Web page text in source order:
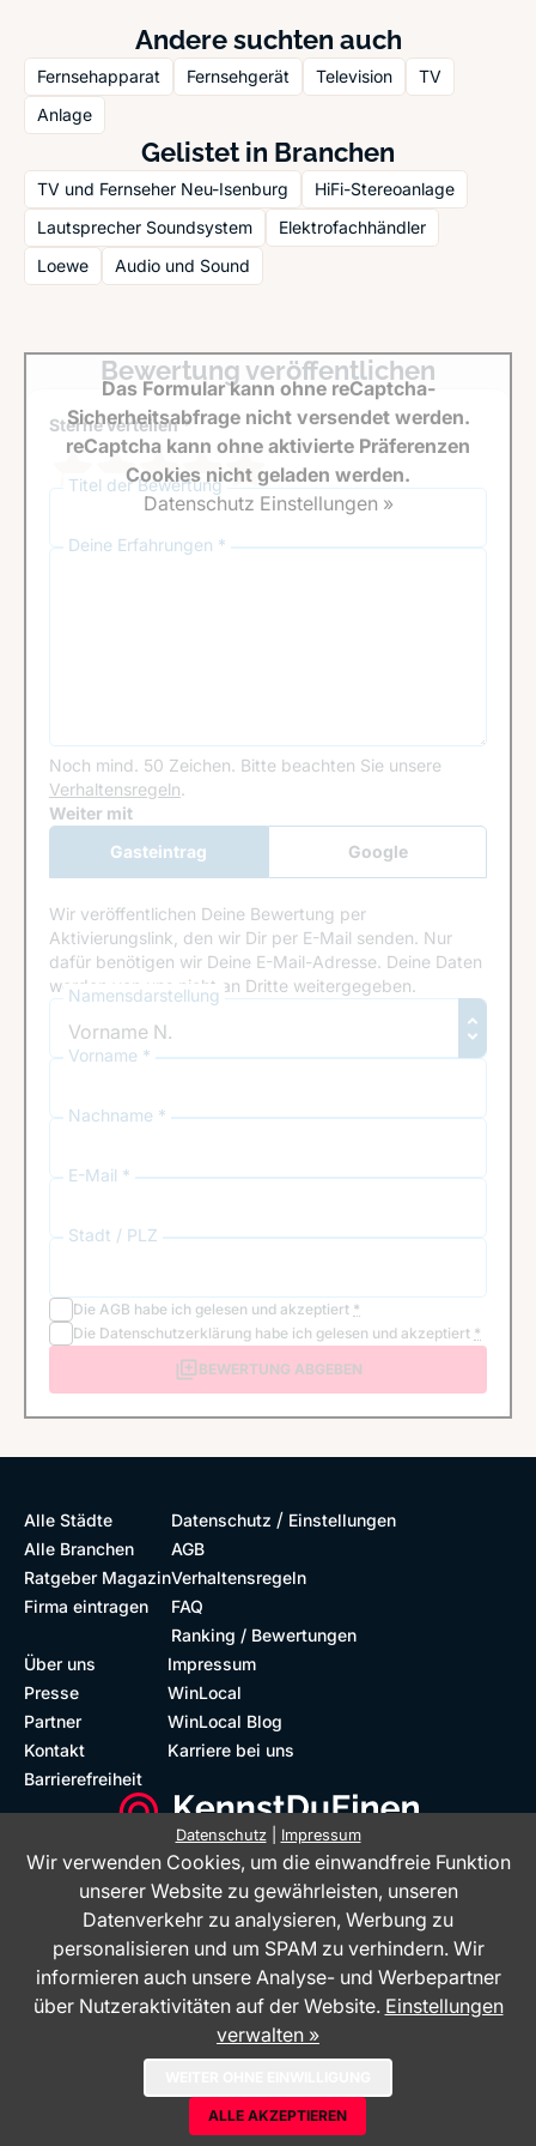
Andere suchten auch
Fernsehapparat Fernsehgerät Television
TV
Anlage
Gelistet in Branchen
TV und Fernseher Neu-Isenburg
HiFi-Stereoanlage
Lautsprecher Soundsystem
Elektrofachhändler
Loewe
Audio und Sound
Bewertung veröffentlichen
Sterne verteilen *
Titel der Bewertung
Deine Erfahrungen *
Noch mind. 50 Zeichen. Bitte beachten Sie unsere
Verhaltensregeln.
Google Recaptcha
Weiter mit
Gasteintrag
Google
Anmeldung
Wir veröffentlichen Deine Bewertung per
Aktivierungslink, den wir Dir per E-Mail senden. Nur
dafür benötigen wir Deine E-Mail-Adresse. Deine Daten
werden von uns nicht an Dritte weitergegeben.
Namensdarstellung
Vorname *
Nachname *
E-Mail *
Stadt / PLZ
Die AGB habe ich gelesen und akzeptiert *
Die Datenschutzerklärung habe ich gelesen und akzeptiert *
BEWERTUNG ABGEBEN
Das Formular kann ohne reCaptcha-
Sicherheitsabfrage nicht versendet werden.
reCaptcha kann ohne aktivierte Präferenzen
Cookies nicht geladen werden.
Datenschutz Einstellungen »
Alle Städte
Alle Branchen
Ratgeber Magazin
Firma eintragen
Datenschutz / Einstellungen
AGB
Verhaltensregeln
FAQ
Ranking / Bewertungen
Über uns
Presse
Partner
Kontakt
Barrierefreiheit
Impressum
WinLocal
WinLocal Blog
Karriere bei uns
GmbH - © 2026
Datenschutz| Impressum
Wir verwenden Cookies, um die einwandfreie Funktion
unserer Website zu gewährleisten, unseren
Datenverkehr zu analysieren, Werbung zu
personalisieren und um SPAM zu verhindern. Wir
informieren auch unsere Analyse- und Werbepartner
über Nutzeraktivitäten auf der Website. Einstellungen
verwalten »
ALLE AKZEPTIEREN